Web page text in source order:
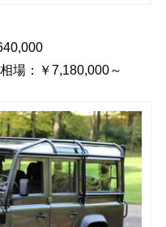
場：￥7,180,000～